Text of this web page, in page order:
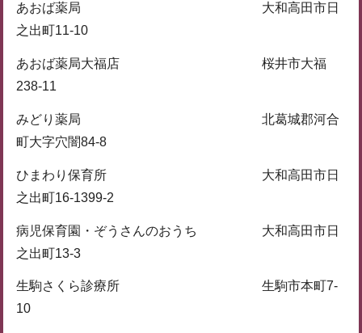
あおば薬局 大和高田市日
之出町11-10
あおば薬局大福店 桜井市大福
238-11
みどり薬局 北葛城郡河合
町大字穴闇84-8
ひまわり保育所 大和高田市日
之出町16-1399-2
病児保育園・ぞうさんのおうち 大和高田市日
之出町13-3
生駒さくら診療所 生駒市本町7-
10